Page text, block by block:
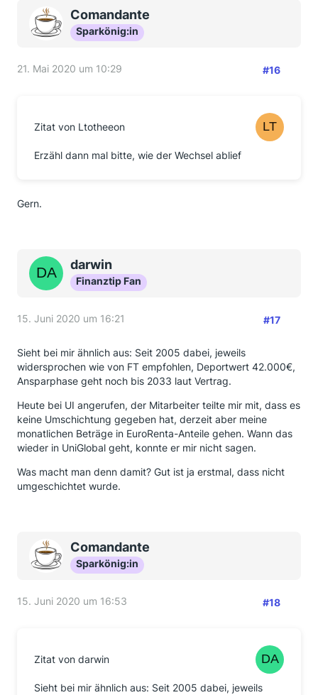
Mit freundlichen Grüßen, Farnsworth
Comandante
Sparkönig:in
21. Mai 2020 um 10:29 #16
Zitat von Ltotheeon
Erzähl dann mal bitte, wie der Wechsel ablief
Gern.
darwin
Finanztip Fan
15. Juni 2020 um 16:21 #17
Sieht bei mir ähnlich aus: Seit 2005 dabei, jeweils
widersprochen wie von FT empfohlen, Deportwert 42.000€,
Ansparphase geht noch bis 2033 laut Vertrag.
Heute bei UI angerufen, der Mitarbeiter teilte mir mit, dass es
keine Umschichtung gegeben hat, derzeit aber meine
monatlichen Beträge in EuroRenta-Anteile gehen. Wann das
wieder in UniGlobal geht, konnte er mir nicht sagen.
Was macht man denn damit? Gut ist ja erstmal, dass nicht
umgeschichtet wurde.
Comandante
Sparkönig:in
15. Juni 2020 um 16:53 #18
Zitat von darwin
Sieht bei mir ähnlich aus: Seit 2005 dabei, jeweils